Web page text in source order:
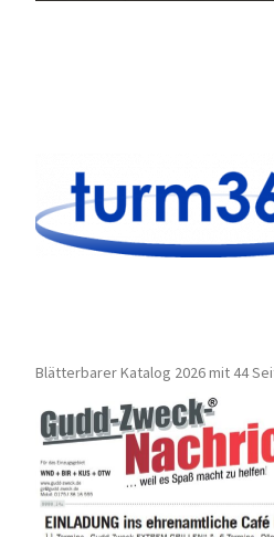
Blätterbarer Katalog 2026 mit 44